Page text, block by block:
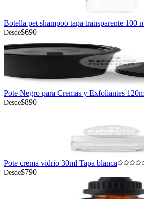
Botella pet shampoo tapa transparente 100
Desde$690
Pote Negro para Cremas y Exfoliantes
Desde$890
Pote crema vidrio 30ml Tapa blanca
Desde$790